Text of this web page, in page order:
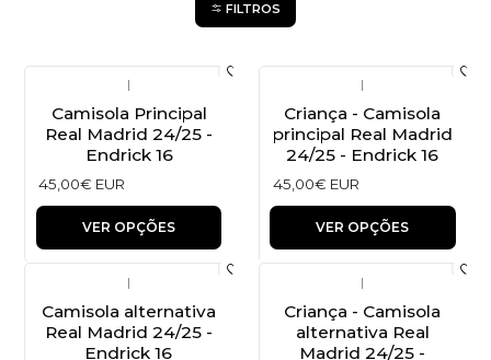
FILTROS
|
Camisola Principal
Real Madrid 24/25 -
Endrick 16
45,00€ EUR
VER OPÇÕES
|
Criança - Camisola
principal Real Madrid
24/25 - Endrick 16
45,00€ EUR
VER OPÇÕES
|
Camisola alternativa
Real Madrid 24/25 -
Endrick 16
|
Criança - Camisola
alternativa Real
Madrid 24/25 -